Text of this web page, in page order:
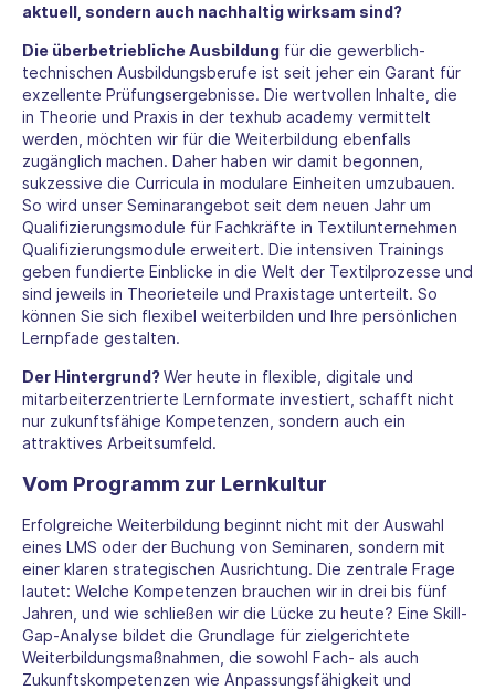
aktuell, sondern auch nachhaltig wirksam sind?
Die überbetriebliche Ausbildung für die gewerblich-
technischen Ausbildungsberufe ist seit jeher ein Garant für
exzellente Prüfungsergebnisse. Die wertvollen Inhalte, die
in Theorie und Praxis in der texhub academy vermittelt
werden, möchten wir für die Weiterbildung ebenfalls
zugänglich machen. Daher haben wir damit begonnen,
sukzessive die Curricula in modulare Einheiten umzubauen.
So wird unser Seminarangebot seit dem neuen Jahr um
Qualifizierungsmodule für Fachkräfte in Textilunternehmen
Qualifizierungsmodule erweitert. Die intensiven Trainings
geben fundierte Einblicke in die Welt der Textilprozesse und
sind jeweils in Theorieteile und Praxistage unterteilt. So
können Sie sich flexibel weiterbilden und Ihre persönlichen
Lernpfade gestalten.
Der Hintergrund? Wer heute in flexible, digitale und
mitarbeiterzentrierte Lernformate investiert, schafft nicht
nur zukunftsfähige Kompetenzen, sondern auch ein
attraktives Arbeitsumfeld.
Vom Programm zur Lernkultur
Erfolgreiche Weiterbildung beginnt nicht mit der Auswahl
eines LMS oder der Buchung von Seminaren, sondern mit
einer klaren strategischen Ausrichtung. Die zentrale Frage
lautet: Welche Kompetenzen brauchen wir in drei bis fünf
Jahren, und wie schließen wir die Lücke zu heute? Eine Skill-
Gap-Analyse bildet die Grundlage für zielgerichtete
Weiterbildungsmaßnahmen, die sowohl Fach- als auch
Zukunftskompetenzen wie Anpassungsfähigkeit und